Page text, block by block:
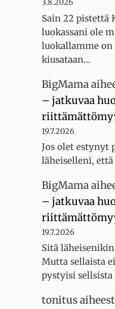
Sain 22 pistettä
luokassani ole
luokallamme
kiusataan…
BigMama
– jatkuvaa
19.7.2026
Jos olet estynyt
läheiselleni,
BigMama
– jatkuvaa
19.7.2026
Sitä
Mutta sellaista
pystyisi sellsista
tonitus